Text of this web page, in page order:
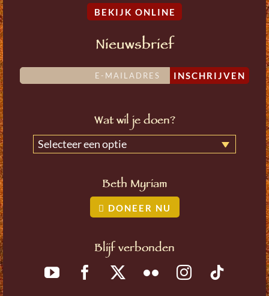
BEKIJK ONLINE
Nieuwsbrief
INSCHRIJVEN
Wat wil je doen?
Selecteer een optie
Beth Myriam
DONEER NU
Blijf verbonden